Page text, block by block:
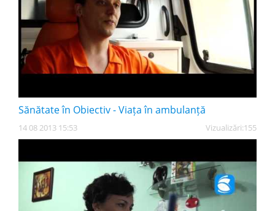
Sănătate în Obiectiv - Viața în ambulanță
Vizualizări:155
14 08 2013 15:53